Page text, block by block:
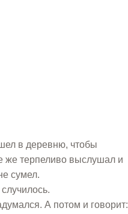
в деревню, чтобы
же терпеливо выслушал и
сумел.
А потом и говорит: